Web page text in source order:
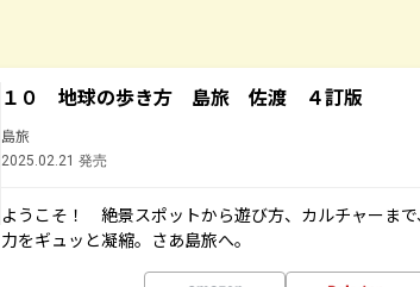
１０ 地球の歩き方 島旅 佐渡 ４訂版
島旅
2025.02.21 発売
ようこそ！ 絶景スポットから遊び方、カルチャーま
力をギュッと凝縮。さあ島旅へ。